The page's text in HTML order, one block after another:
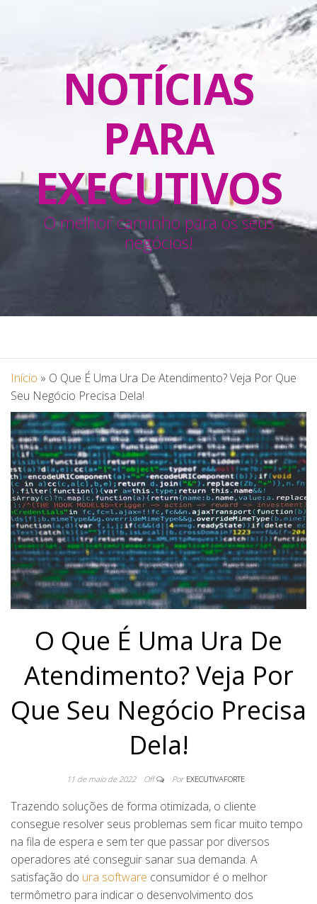
NOTÍCIAS
PARA
EXECUTIVOS
O melhor caminho para os seus
negócios!
Início » O Que É Uma Ura De Atendimento? Veja Por Que
Seu Negócio Precisa Dela!
O Que É Uma Ura De
Atendimento? Veja Por
Que Seu Negócio Precisa
Dela!
11 de maio de 2022 Off Por EXECUTIVAFORTE
Trazendo soluções de forma otimizada, o cliente
consegue resolver seus problemas sem ficar muito tempo
na fila de espera e sem ter que passar por diversos
operadores até conseguir sanar sua demanda. A
satisfação do ura software consumidor é o melhor
termômetro para indicar o desenvolvimento dos